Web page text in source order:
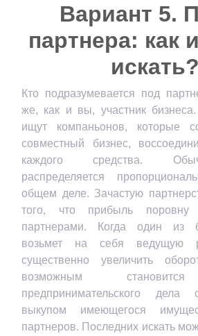
Вариант 5.
партнера: как
искать?
Кто подразумевается под
же, как и вы, участник
ищут компаньонов, которые
совместный бизнес,
каждого средства.
распределяется
общем деле. Зачастую
того, что прибыль поровну
партнерами. Когда один из
возьмет на себя ведущую
существенно увеличить
возможным
предпринимательского
выкупом имеющегося
партнеров. Последних искать